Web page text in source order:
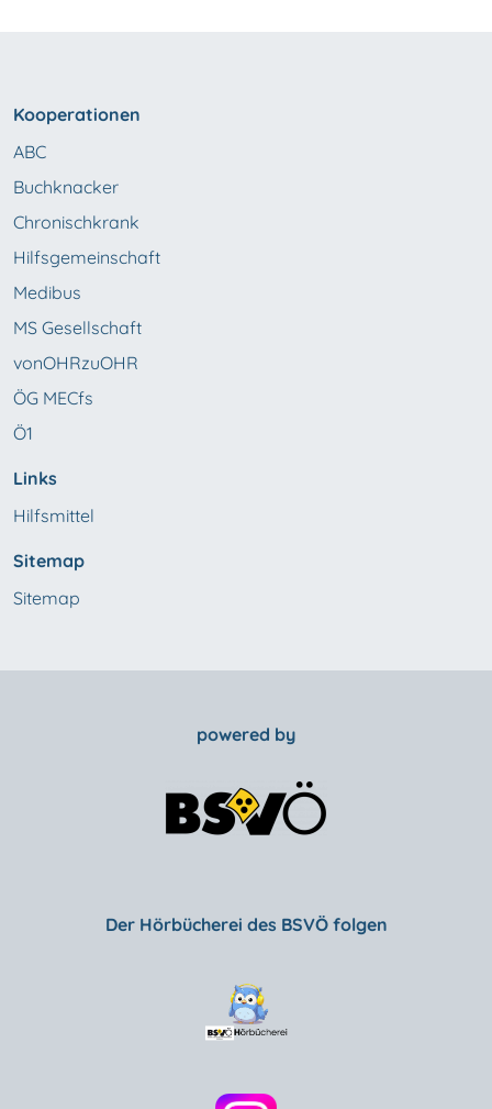
Kooperationen
ABC
Buchknacker
Chronischkrank
Hilfsgemeinschaft
Medibus
MS Gesellschaft
vonOHRzuOHR
ÖG MECfs
Ö1
Links
Hilfsmittel
Sitemap
Sitemap
powered by
Der Hörbücherei des BSVÖ folgen